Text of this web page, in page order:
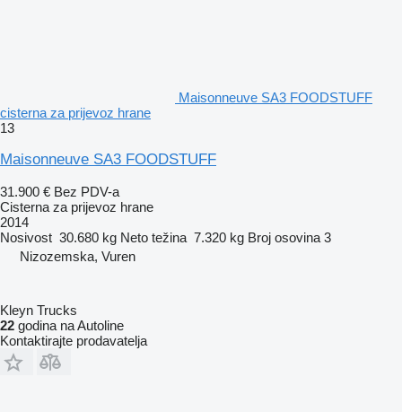
Maisonneuve SA3 FOODSTUFF
cisterna za prijevoz hrane
13
Maisonneuve SA3 FOODSTUFF
31.900 € Bez PDV-a
Cisterna za prijevoz hrane
2014
Nosivost 30.680 kg Neto težina 7.320 kg Broj osovina 3
Nizozemska, Vuren
Kleyn Trucks
22 godina na Autoline
Kontaktirajte prodavatelja